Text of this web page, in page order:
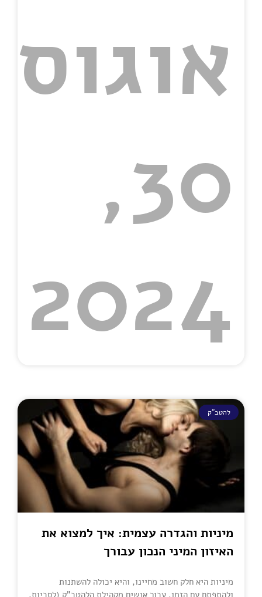
30,
2024
להטב"ק
מיניות והגדרה עצמית: איך למצוא את
האיזון המיני הנכון עבורך
מיניות היא חלק חשוב מחיינו, והיא יכולה להשתנות
ולהתפתח עם הזמן. עבור אנשים מקהילת הלהטב"ק (לסביות,